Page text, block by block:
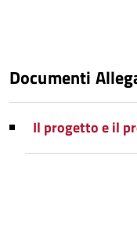
Documenti
Il progetto e il